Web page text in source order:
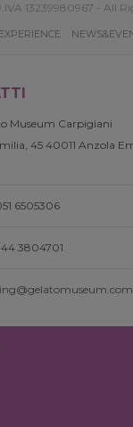
13239980967 - All
Museum Carpigiani
45 40011 Anzola
6505306
3804701